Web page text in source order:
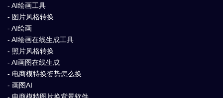
- AI绘画工具
- 图片风格转换
- AI绘画
- AI绘画在线生成工具
- 照片风格转换
- AI画图在线生成
- 电商模特换姿势怎么换
- 画图AI